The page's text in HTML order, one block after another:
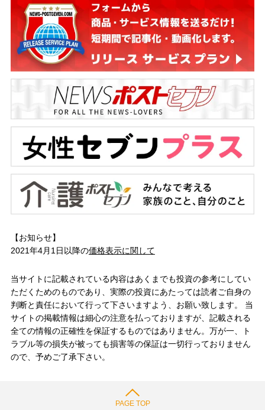
【お知らせ】
2021年4月1日以降の価格表示に関して
当サイトに記載されている内容はあくまでも投資の参考にしてい
ただくためのものであり、実際の投資にあたっては読者ご自身の
判断と責任において行って下さいますよう、お願い致します。 当
サイトの掲載情報は細心の注意を払っておりますが、記載される
全ての情報の正確性を保証するものではありません。万が一、ト
ラブル等の損失が被っても損害等の保証は一切行っておりません
ので、予めご了承下さい。
PAGE TOP